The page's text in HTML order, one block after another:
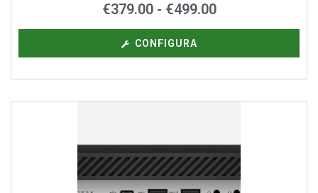
€379.00 - €499.00
CONFIGURA